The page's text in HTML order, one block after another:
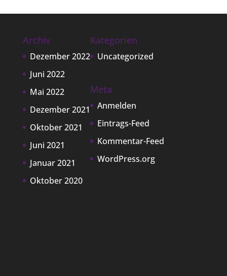
Archiv
Dezember 2022
Juni 2022
Mai 2022
Dezember 2021
Oktober 2021
Juni 2021
Januar 2021
Oktober 2020
Kategorien
Uncategorized
Meta
Anmelden
Eintrags-Feed
Kommentar-Feed
WordPress.org